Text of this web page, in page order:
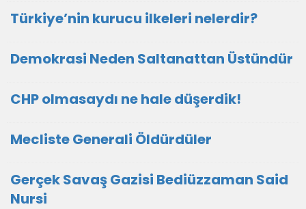
Türkiye’nin kurucu ilkeleri nelerdir?
Demokrasi Neden Saltanattan Üstündür
CHP olmasaydı ne hale düşerdik!
Mecliste Generali Öldürdüler
Gerçek Savaş Gazisi Bediüzzaman Said
Nursi